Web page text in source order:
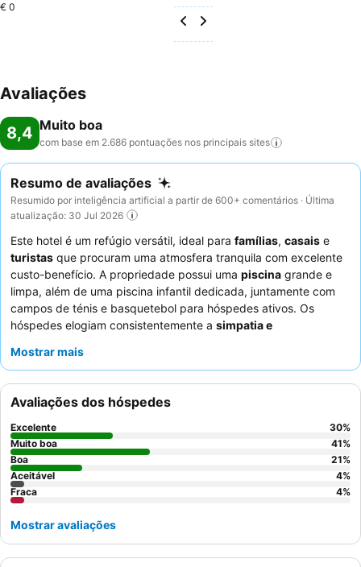
€ 0
Avaliações
8,4 Muito boa
com base em 2.686 pontuações nos principais sites
Resumo de avaliações
Resumido por inteligência artificial a partir de 600+ comentários · Última
atualização: 30 Jul 2026
Este hotel é um refúgio versátil, ideal para famílias, casais e
turistas que procuram uma atmosfera tranquila com excelente
custo-benefício. A propriedade possui uma piscina grande e
limpa, além de uma piscina infantil dedicada, juntamente com
campos de ténis e basquetebol para hóspedes ativos. Os
hóspedes elogiam consistentemente a simpatia e
destacado pela sua deliciosa culinária caseira. Para uma estadia
que são frequentemente elogiados pelas suas camas
confortáveis e ar condicionado eficaz.
Mostrar mais
Avaliações dos hóspedes
Excelente 30%
Muito boa
41%
Boa
21%
Aceitável
4%
Fraca
4%
Mostrar avaliações